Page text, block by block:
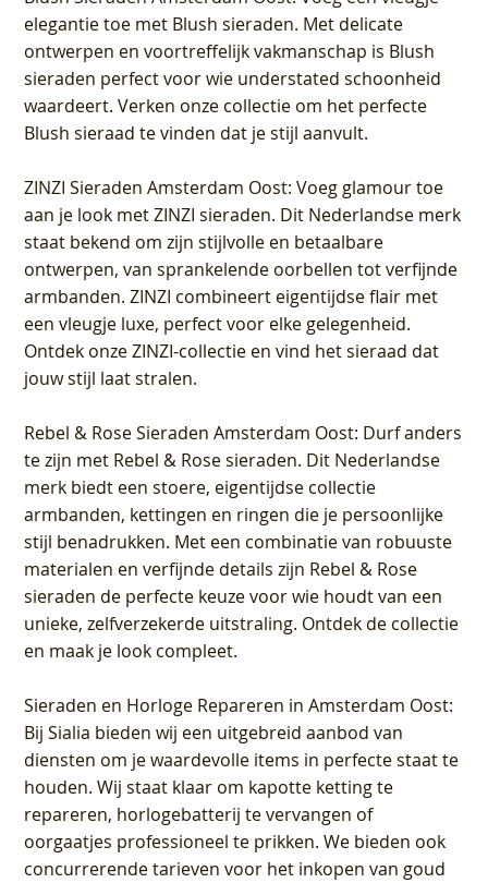
elegantie toe met Blush sieraden. Met delicate
ontwerpen en voortreffelijk vakmanschap is Blush
sieraden perfect voor wie understated schoonheid
waardeert. Verken onze collectie om het perfecte
Blush sieraad te vinden dat je stijl aanvult.
ZINZI Sieraden Amsterdam Oost: Voeg glamour toe
aan je look met ZINZI sieraden. Dit Nederlandse merk
staat bekend om zijn stijlvolle en betaalbare
ontwerpen, van sprankelende oorbellen tot verfijnde
armbanden. ZINZI combineert eigentijdse flair met
een vleugje luxe, perfect voor elke gelegenheid.
Ontdek onze ZINZI-collectie en vind het sieraad dat
jouw stijl laat stralen.
Rebel & Rose Sieraden Amsterdam Oost: Durf anders
te zijn met Rebel & Rose sieraden. Dit Nederlandse
merk biedt een stoere, eigentijdse collectie
armbanden, kettingen en ringen die je persoonlijke
stijl benadrukken. Met een combinatie van robuuste
materialen en verfijnde details zijn Rebel & Rose
sieraden de perfecte keuze voor wie houdt van een
unieke, zelfverzekerde uitstraling. Ontdek de collectie
en maak je look compleet.
Sieraden en Horloge Repareren in Amsterdam Oost:
Bij Sialia bieden wij een uitgebreid aanbod van
diensten om je waardevolle items in perfecte staat te
houden. Wij staat klaar om kapotte ketting te
repareren, horlogebatterij te vervangen of
oorgaatjes professioneel te prikken. We bieden ook
concurrerende tarieven voor het inkopen van goud